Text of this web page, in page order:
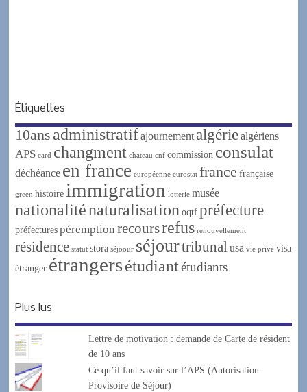
Étiquettes
10ans administratifajournement algériealgériens
APS card changment chateau cnf commission consulat
déchéance en france européenne eurostat france française
green histoire immigration lotterie musée
nationaliténaturalisation oqtf préfecture
préfectures péremption recoursrefus renouvellement
résidence statut stora séjoour séjourtribunal usa vie privé visa
étranger étrangersétudiantétudiants
Plus lus
Lettre de motivation : demande de Carte de résident
de 10 ans
Ce qu’il faut savoir sur l’APS (Autorisation
Provisoire de Séjour)